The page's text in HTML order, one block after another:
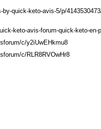
quick-keto-avis-5/p/
keto-avis-forum-quick-keto-en-
c/y2iUwEHkmu8
c/RLR8RVOwHr8